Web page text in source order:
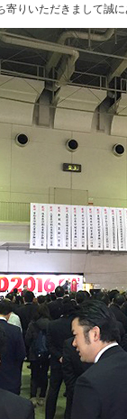
寄りいただきまして誠